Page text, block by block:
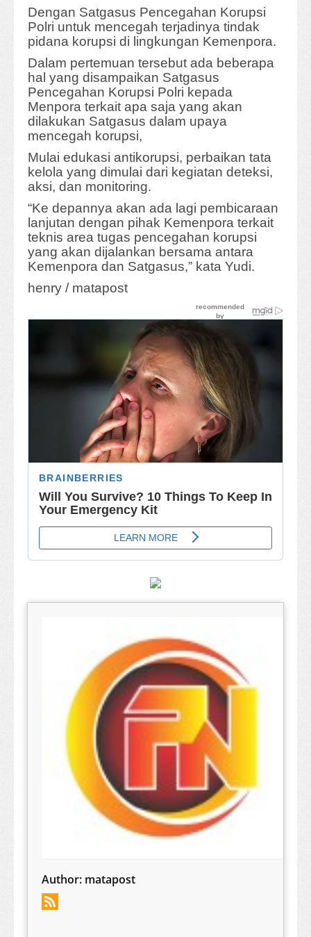
Dengan Satgasus Pencegahan Korupsi
Polri untuk mencegah terjadinya tindak
pidana korupsi di lingkungan Kemenpora.
Dalam pertemuan tersebut ada beberapa
hal yang disampaikan Satgasus
Pencegahan Korupsi Polri kepada
Menpora terkait apa saja yang akan
dilakukan Satgasus dalam upaya
mencegah korupsi,
Mulai edukasi antikorupsi, perbaikan tata
kelola yang dimulai dari kegiatan deteksi,
aksi, dan monitoring.
“Ke depannya akan ada lagi pembicaraan
lanjutan dengan pihak Kemenpora terkait
teknis area tugas pencegahan korupsi
yang akan dijalankan bersama antara
Kemenpora dan Satgasus,” kata Yudi.
henry / matapost
Author: matapost